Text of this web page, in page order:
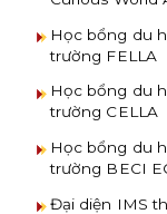
Học bổng du
trường FELLA
Học bổng du
trường CELLA
Học bổng du
trường BECI
Đại diện IMS